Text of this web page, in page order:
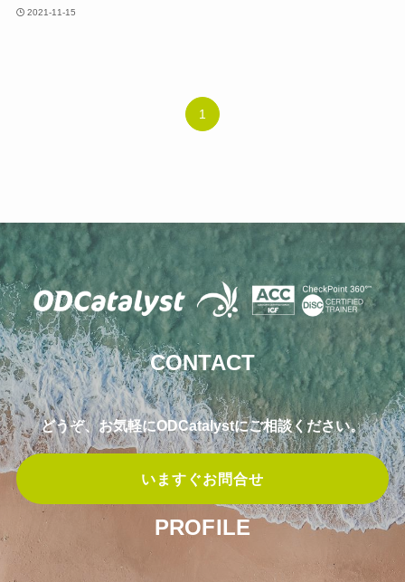
2021-11-15
1
CONTACT
どうぞ、お気軽にODCatalystにご相談ください。
いますぐお問合せ
PROFILE